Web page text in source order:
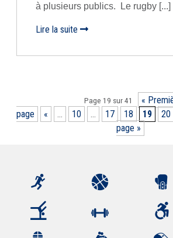
à plusieurs publics. Le rugby [...]
Lire la suite
Page 19 sur 41
«
page
« ... 10 ... 17 18 19 20
page »